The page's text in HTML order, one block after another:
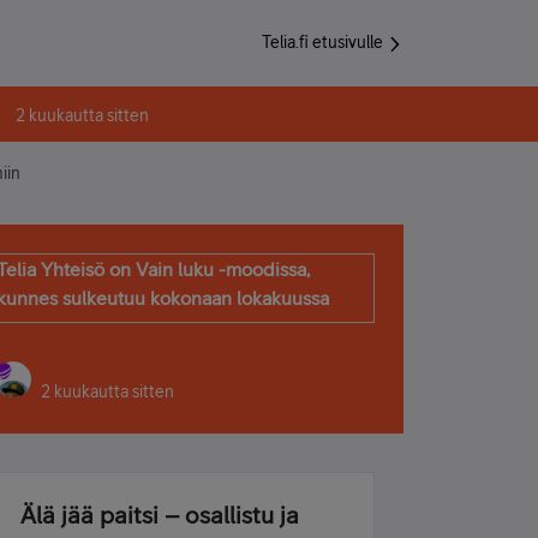
Telia.fi etusivulle
2 kuukautta sitten
Yhteisö on Vain luku -moodissa,
sulkeutuu kokonaan lokakuussa
2 kuukautta sitten
Älä jää paitsi – osallistu ja